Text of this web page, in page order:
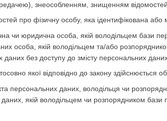
знеособленням, знищенням
про фізичну особу, яка ідентифікована
чи юридична особа, якій володільцем бази
особа, якій володільцем та/або
без доступу до змісту персональних
якої відповідно до закону здійснюється
персональних даних, володільця чи
якій володільцем чи розпорядником